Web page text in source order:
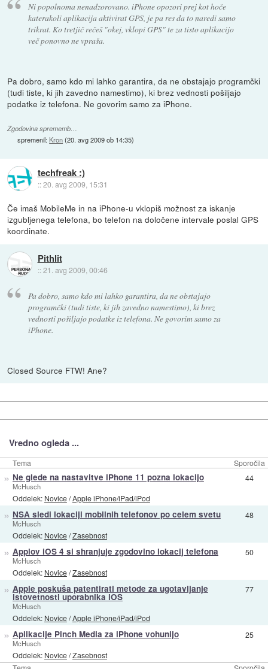
Ni popolnoma nenadzorovano. iPhone opozori prej kot hoče
katerakoli aplikacija aktivirat GPS, je pa res da to naredi samo
trikrat. Ko tretjič rečeš "okej, vklopi GPS" te za tisto aplikacijo
več ponovno ne vpraša.
Pa dobro, samo kdo mi lahko garantira, da ne obstajajo programčki
(tudi tiste, ki jih zavedno namestimo), ki brez vednosti pošiljajo
podatke iz telefona. Ne govorim samo za iPhone.
Zgodovina sprememb…
spremenil: Kron(20. avg 2009 ob 14:35)
techfreak :)
::20. avg 2009, 15:31
Če imaš MobileMe in na iPhone-u vklopiš možnost za iskanje
izgubljenega telefona, bo telefon na določene intervale poslal GPS
koordinate.
Pithlit
::21. avg 2009, 00:46
Pa dobro, samo kdo mi lahko garantira, da ne obstajajo
programčki (tudi tiste, ki jih zavedno namestimo), ki brez
vednosti pošiljajo podatke iz telefona. Ne govorim samo za
iPhone.
Closed Source FTW! Ane?
Vredno ogleda ...
Tema Sporočila
» Ne glede na nastavitve iPhone 11 pozna lokacijo
McHusch
Oddelek: Novice/Apple iPhone/iPad/iPod
44
» NSA sledi lokaciji mobilnih telefonov po celem svetu
McHusch
Oddelek: Novice/Zasebnost
48
» Applov iOS 4 si shranjuje zgodovino lokacij telefona
McHusch
Oddelek: Novice/Zasebnost
50
» Apple poskuša patentirati metode za ugotavljanje
istovetnosti uporabnika iOS
McHusch
Oddelek: Novice/Apple iPhone/iPad/iPod
77
» Aplikacije Pinch Media za iPhone vohunijo
McHusch
Oddelek: Novice/Zasebnost
25